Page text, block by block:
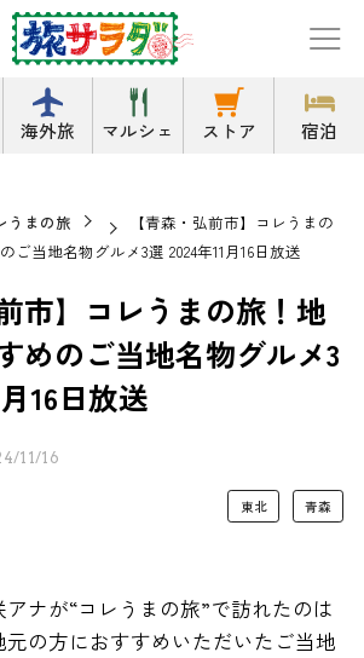
海外旅 マルシェ ストア 宿泊
うまの旅
【青森・弘前市】コレうまの
ご当地名物グルメ3選 2024年11月16日放送
市】コレうまの旅！地
めのご当地名物グルメ3
16日放送
11/16
東北 青森
ナが“コレうまの旅”で訪れたのは
の方におすすめいただいたご当地